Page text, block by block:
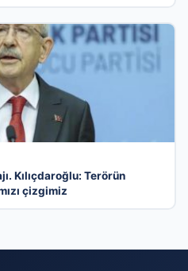
Kılıçdaroğlu: Terörün
çizgimiz